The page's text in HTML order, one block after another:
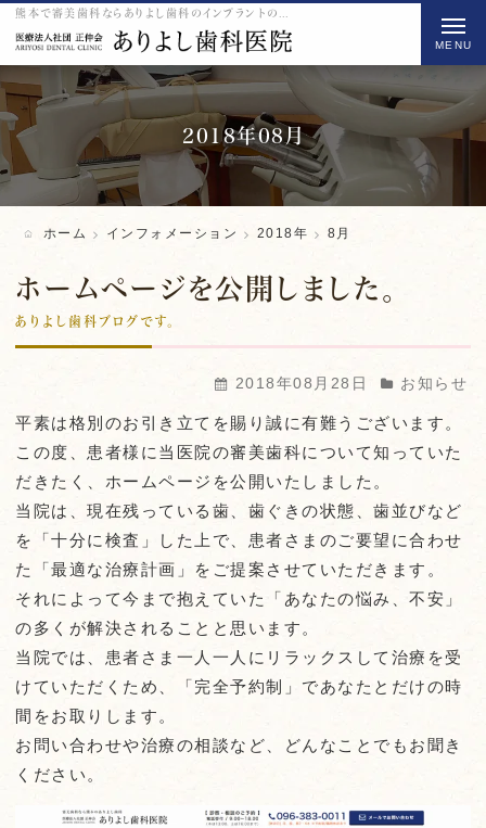
2018年08月
ホーム インフォメーション 2018年 8月
ホームページを公開しました。
ありよし歯科ブログです。
2018年08月28日 お知らせ
平素は格別のお引き立てを賜り誠に有難うございます。
この度、患者様に当医院の審美歯科について知っていた
だきたく、ホームページを公開いたしました。
当院は、 現在残っている歯、歯ぐきの状態、歯並びなど
を「十分に検査」した上で、患者さまのご要望に合わせ
た「最適な治療計画」をご提案させていただきます。
それによって今まで抱えていた「あなたの悩み、不安」
の多くが解決されることと思います。
当院では、患者さま一人一人にリラックスして治療を受
けていただくため、「完全予約制」であなたとだけの時
間をお取りします。
お問い合わせや治療の相談など、どんなことでもお聞き
ください。
t
o
g
l
n